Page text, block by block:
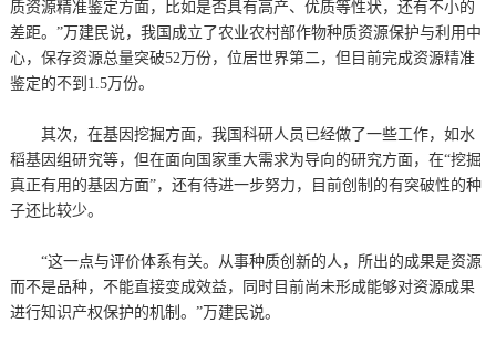
质资源精准鉴定方面，比如是否具有高产、优质等性状，还有不小的
差距。”万建民说，我国成立了农业农村部作物种质资源保护与利用中
心，保存资源总量突破52万份，位居世界第二，但目前完成资源精准
鉴定的不到1.5万份。
其次，在基因挖掘方面，我国科研人员已经做了一些工作，如水
稻基因组研究等，但在面向国家重大需求为导向的研究方面，在“挖掘
真正有用的基因方面”，还有待进一步努力，目前创制的有突破性的种
子还比较少。
“这一点与评价体系有关。从事种质创新的人，所出的成果是资源
而不是品种，不能直接变成效益，同时目前尚未形成能够对资源成果
进行知识产权保护的机制。”万建民说。